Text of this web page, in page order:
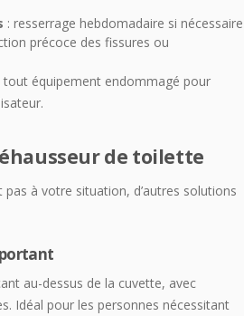
: resserrage hebdomadaire si nécessaire
précoce des fissures ou
équipement endommagé pour
de toilette
pas à votre situation, d’autres solutions
au-dessus de la cuvette, avec
Idéal pour les personnes nécessitant